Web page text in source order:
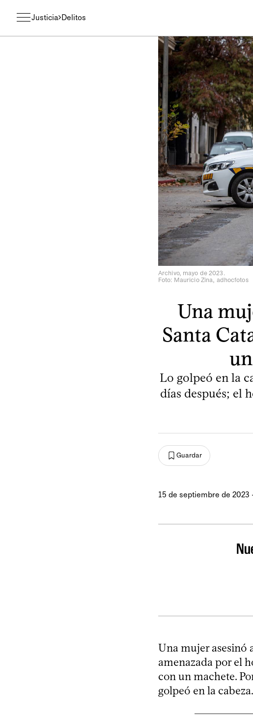
Justicia Delitos
Archivo, mayo de 2023.
Foto: Mauricio Zina, adhocfotos
Una
Santa
Lo golpeó en la
días después; el
Guardar
15 de septiembre de 2023
Una mujer asesinó
amenazada por el
con un machete.
golpeó en la